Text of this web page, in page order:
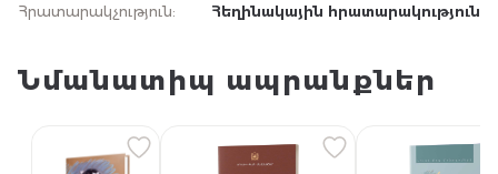
Հրատարակչություն: Հեղինակային հրատարակություն
Նմանատիպ ապրանքներ